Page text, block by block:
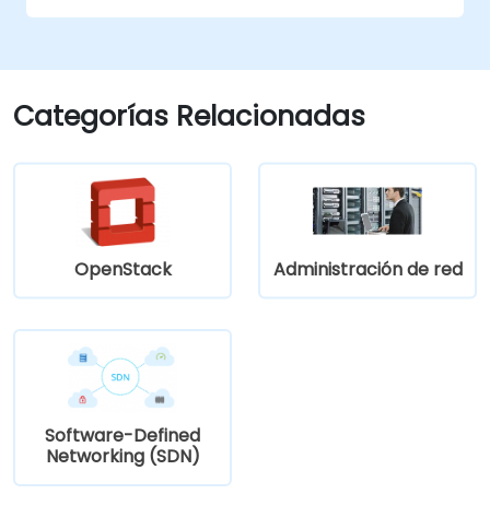
Categorías Relacionadas
OpenStack Administración de red
Software-Defined
Networking (SDN)